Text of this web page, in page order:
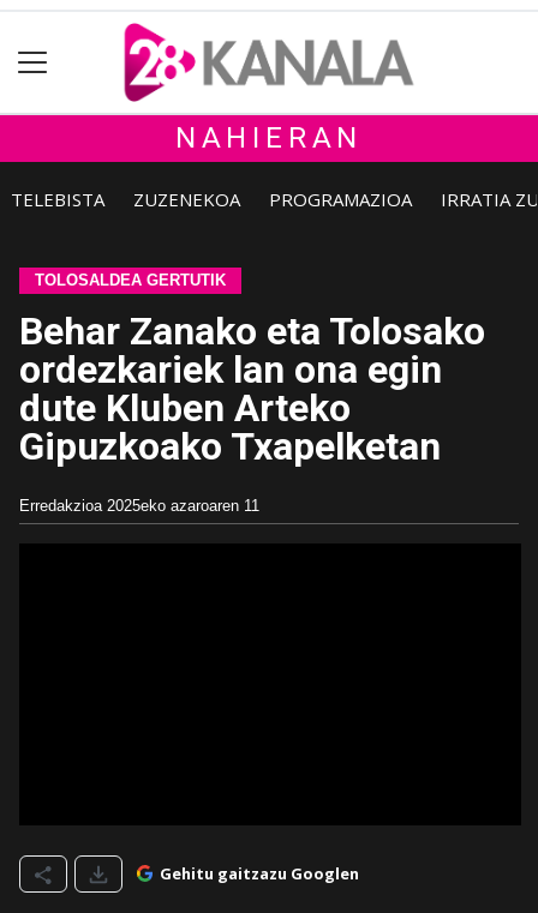
NAHIERAN
TELEBISTA ZUZENEKOA PROGRAMAZIOA IRRATIA
TOLOSALDEA GERTUTIK
Behar Zanako eta Tolosako
ordezkariek lan ona egin
dute Kluben Arteko
Gipuzkoako Txapelketan
Erredakzioa 2025eko azaroaren 11
Gehitu gaitzazu Googlen